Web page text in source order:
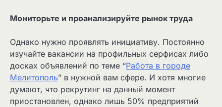
Мониторьте и проанализируйте рынок труда
Однако нужно проявлять инициативу. Постоянно
изучайте вакансии на профильных серфисах либо
досках объявлений по теме “Работа в городе
Мелитополь” в нужной вам сфере. И хотя многие
думают, что рекрутинг на данный момент
приостановлен, однако лишь 50% предприятий